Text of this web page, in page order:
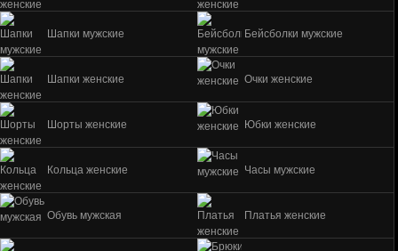
Шапки мужские Бейсболки мужские
Шапки женские Очки женские
Шорты женские Юбки женские
Кольца женские Часы мужские
Обувь мужская Платья женские